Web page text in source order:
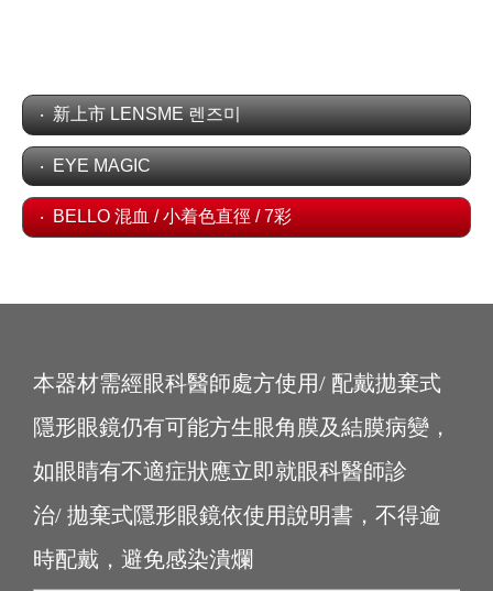
新上市 LENSME 렌즈미
EYE MAGIC
BELLO 混血 / 小着色直徑 / 7彩
本器材需經眼科醫師處方使用/ 配戴拋棄式
隱形眼鏡仍有可能方生眼角膜及結膜病變，
如眼睛有不適症狀應立即就眼科醫師診
治/ 拋棄式隱形眼鏡依使用說明書，不得逾
時配戴，避免感染潰爛